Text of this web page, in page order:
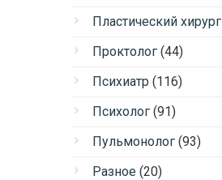
Пластический хирург
Проктолог (44)
Психиатр (116)
Психолог (91)
Пульмонолог (93)
Разное (20)